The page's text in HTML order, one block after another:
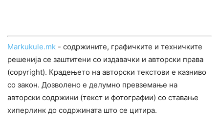
Markukule.mk - содржините, графичките и техничките
решенија се заштитени со издавачки и авторски права
(copyright). Крадењето на авторски текстови е казниво
со закон. Дозволено е делумно превземање на
авторски содржини (текст и фотографии) со ставање
хиперлинк до содржината што се цитира.